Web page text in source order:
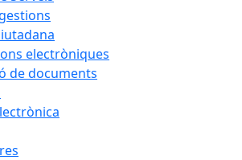
electròniques
de documents